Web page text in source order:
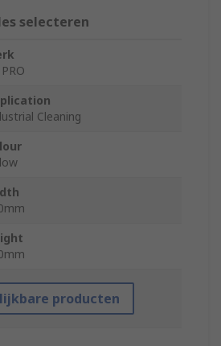
selecteren
PRO
Cleaning
producten